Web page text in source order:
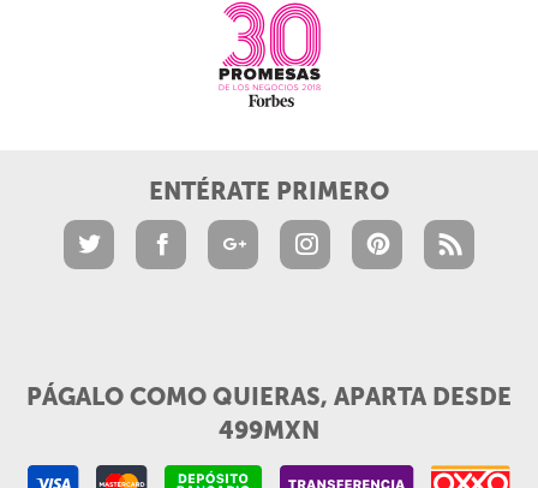
ENTÉRATE PRIMERO
PÁGALO COMO QUIERAS, APARTA DESDE
499MXN